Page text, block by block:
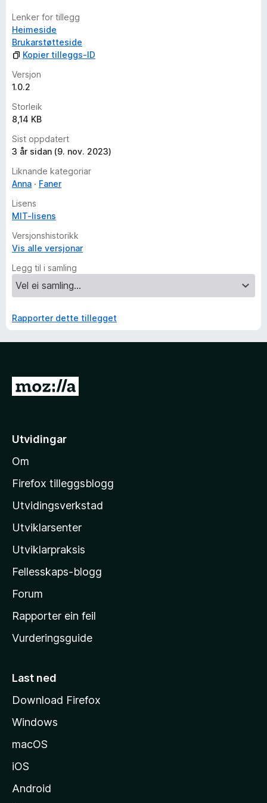
a
r
e
n
n
o
Lenker for tillegg
Heimeside
Brukarstøtteside
Kopier tilleggs-ID
Versjon
1.0.2
Storleik
8,14 KB
Sist oppdatert
3 år sidan (9. nov. 2023)
Liknande kategoriar
Anna
Faner
Lisens
MIT-lisens
Versjonshistorikk
Vis alle versjonar
Legg til i samling
Rapporter dette tillegget
G
i
M
o
l
l
-
h
e
m
s
d
a
Utvidingar
Om
Firefox tilleggsblogg
Utvidingsverkstad
Utviklarsenter
Utviklarpraksis
Fellesskaps-blogg
Forum
Rapporter ein feil
Vurderingsguide
Last ned
Download Firefox
Windows
macOS
iOS
Android